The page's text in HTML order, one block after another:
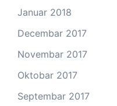
Januar 2018
Decembar 2017
Novembar 2017
Oktobar 2017
Septembar 2017